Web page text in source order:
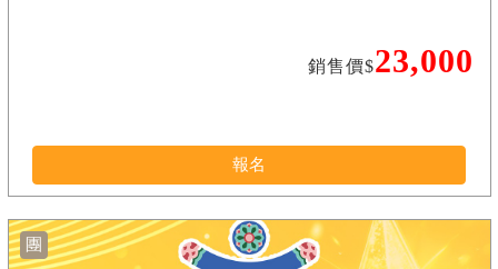
銷售價$23,000
報名
團